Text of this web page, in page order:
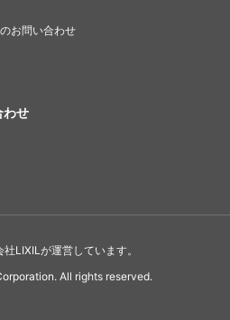
お問い合わせ
わせ
LIXILが運営しています。
All rights reserved.